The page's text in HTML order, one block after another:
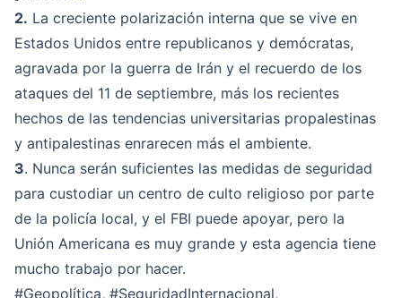
2. La creciente polarización interna que se vive en
Estados Unidos entre republicanos y demócratas,
agravada por la guerra de Irán y el recuerdo de los
ataques del 11 de septiembre, más los recientes
hechos de las tendencias universitarias propalestinas
y antipalestinas enrarecen más el ambiente.
3. Nunca serán suficientes las medidas de seguridad
para custodiar un centro de culto religioso por parte
de la policía local, y el FBI puede apoyar, pero la
Unión Americana es muy grande y esta agencia tiene
mucho trabajo por hacer.
#Geopolítica, #SeguridadInternacional,